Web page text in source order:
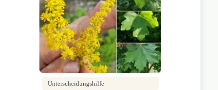
Unterscheidungshilfe